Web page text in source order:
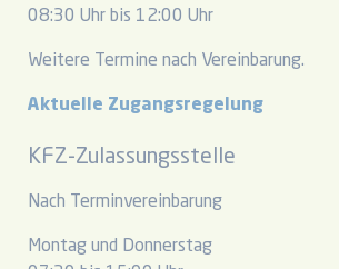
08:30 Uhr bis 12:00 Uhr
Weitere Termine nach Vereinbarung.
Aktuelle Zugangsregelung
KFZ-Zulassungsstelle
Nach Terminvereinbarung
Montag und Donnerstag